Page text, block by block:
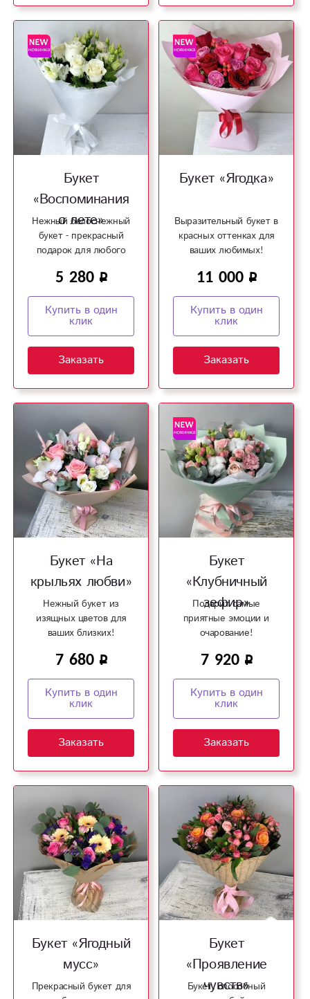
Букет
«Воспоминания
о лете»
Нежный белоснежный
букет - прекрасный
подарок для любого
5 280
Купить в один
клик
Заказать
Букет «Ягодка»
Выразительный букет в
красных оттенках для
ваших любимых!
11 000
Купить в один
клик
Заказать
Букет «На
крыльях любви»
Нежный букет из
изящных цветов для
ваших близких!
7 680
Купить в один
клик
Заказать
Букет
«Клубничный
зефир»
Подарит самые
приятные эмоции и
очарование!
7 920
Купить в один
клик
Заказать
Букет «Ягодный
мусс»
Прекрасный букет для
Букет
«Проявление
чувств»
Букет, способный